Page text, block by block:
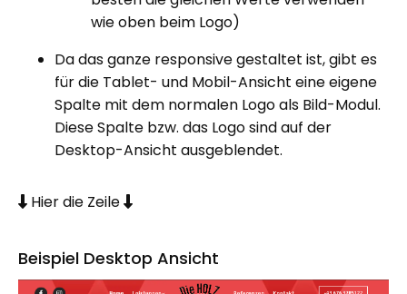
wie oben beim Logo)
Da das ganze responsive gestaltet ist, gibt es
für die Tablet- und Mobil-Ansicht eine eigene
Spalte mit dem normalen Logo als Bild-Modul.
Diese Spalte bzw. das Logo sind auf der
Desktop-Ansicht ausgeblendet.
 Hier die Zeile 
Beispiel Desktop Ansicht